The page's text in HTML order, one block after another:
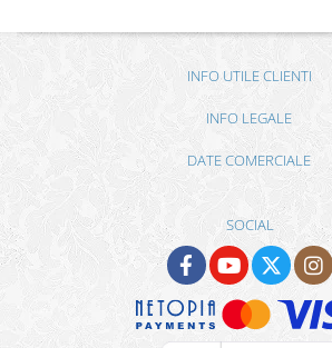
INFO UTILE CLIENTI
INFO LEGALE
DATE COMERCIALE
SOCIAL